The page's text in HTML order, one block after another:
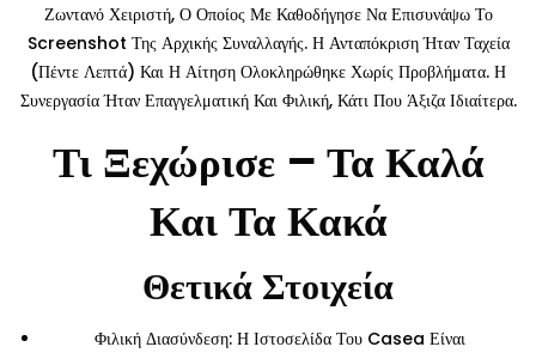
Ζωντανό Χειριστή, Ο Οποίος Με Καθοδήγησε Να Επισυνάψω Το
Screenshot Της Αρχικής Συναλλαγής. Η Ανταπόκριση Ήταν Ταχεία
(πέντε Λεπτά) Και Η Αίτηση Ολοκληρώθηκε Χωρίς Προβλήματα. Η
Συνεργασία Ήταν Επαγγελματική Και Φιλική, Κάτι Που Άξιζα Ιδιαίτερα.
Τι Ξεχώρισε – Τα Καλά
Και Τα Κακά
Θετικά Στοιχεία
Φιλική Διασύνδεση: Η Ιστοσελίδα Του Casea Είναι